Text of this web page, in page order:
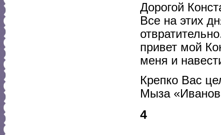
Дорогой
Все на этих
привет мой
меня и
Крепко Вас
Мыза
4